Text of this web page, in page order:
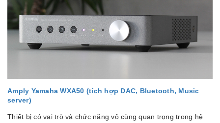
Amply Yamaha WXA50 (tích hợp DAC, Bluetooth, Music
server)
Thiết bị có vai trò và chức năng vô cùng quan trọng trong hệ